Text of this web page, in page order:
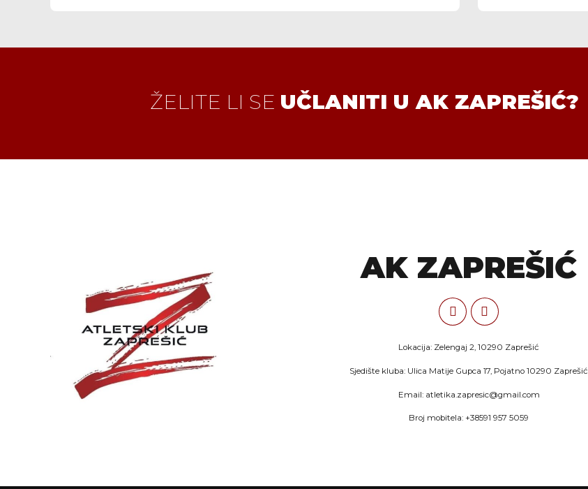
ŽELITE LI SE UČLANITI U AK ZAPREŠIĆ?
AK ZAPREŠIĆ
Lokacija: Zelengaj 2, 10290 Zaprešić
Sjedište kluba: Ulica Matije Gupca 17, Pojatno 10290 Zaprešić
Email: atletika.zapresic@gmail.com
Broj mobitela: +38591 957 5059